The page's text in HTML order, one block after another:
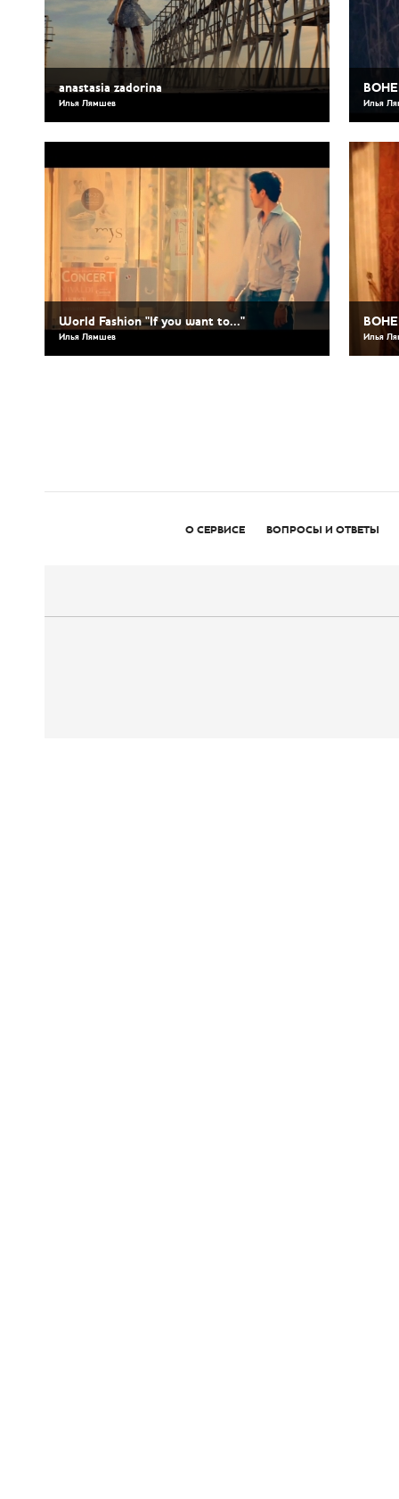
anastasia zadorina
Илья Лямшев Илья
World Fashion "If you want to..."
Илья Лямшев Илья
О СЕРВИСЕ ВОПРОСЫ И ОТВЕТЫ